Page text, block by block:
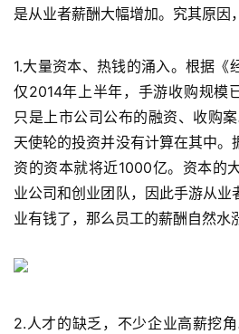
是从业者薪酬大幅增加。究其原因
1.大量资本、热钱的涌入。 根据《
仅2014年上半年，手游收购规模
只是上市公司公布的融资、收购
天使轮的投资并没有计算在其中。
资的资本就将近1000亿。资本的
业公司和创业团队，因此手游从业
业有钱了，那么员工的薪酬自然水
2.人才的缺乏，不少企业高薪挖